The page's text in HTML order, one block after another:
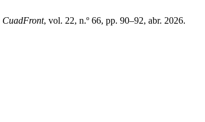
CuadFront, vol. 22, n.º 66, pp. 90–92, abr. 2026.